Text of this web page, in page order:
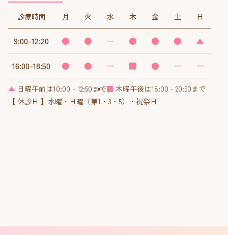
診療時間 月 火 水 木 金 土 日
9:00-12:20 ● ● ー ● ● ● ▲
16:00-18:50 ● ● ー ■ ● ー ー
▲ 日曜午前は10:00 - 12:50まで■ 木曜午後は18:00 - 20:50まで
【 休診日 】水曜・日曜（第1・3・5）・祝祭日